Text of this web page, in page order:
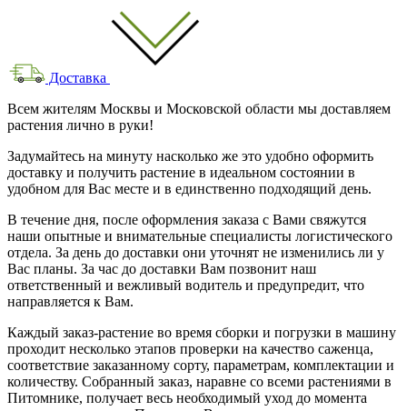
Доставка
Всем жителям Москвы и Московской области мы доставляем
растения лично в руки!
Задумайтесь на минуту насколько же это удобно оформить
доставку и получить растение в идеальном состоянии в
удобном для Вас месте и в единственно подходящий день.
В течение дня, после оформления заказа с Вами свяжутся
наши опытные и внимательные специалисты логистического
отдела. За день до доставки они уточнят не изменились ли у
Вас планы. За час до доставки Вам позвонит наш
ответственный и вежливый водитель и предупредит, что
направляется к Вам.
Каждый заказ-растение во время сборки и погрузки в машину
проходит несколько этапов проверки на качество саженца,
соответствие заказанному сорту, параметрам, комплектации и
количеству. Собранный заказ, наравне со всеми растениями в
Питомнике, получает весь необходимый уход до момента